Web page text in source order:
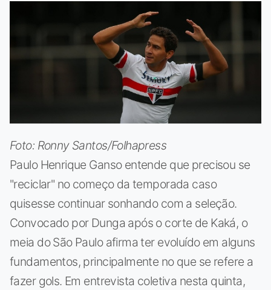
Foto: Ronny Santos/Folhapress
Paulo Henrique Ganso entende que precisou se
"reciclar" no começo da temporada caso
quisesse continuar sonhando com a seleção.
Convocado por Dunga após o corte de Kaká, o
meia do São Paulo afirma ter evoluído em alguns
fundamentos, principalmente no que se refere a
fazer gols. Em entrevista coletiva nesta quinta,